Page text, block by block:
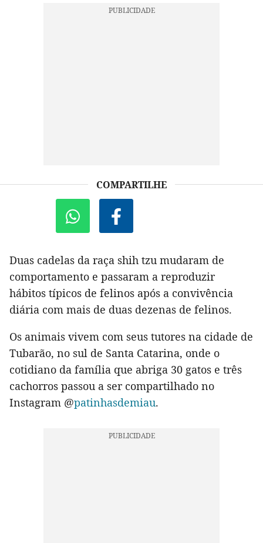
COMPARTILHE
Duas cadelas da raça shih tzu mudaram de
comportamento e passaram a reproduzir
hábitos típicos de felinos após a convivência
diária com mais de duas dezenas de felinos.
Os animais vivem com seus tutores na cidade de
Tubarão, no sul de Santa Catarina, onde o
cotidiano da família que abriga 30 gatos e três
cachorros passou a ser compartilhado no
Instagram @patinhasdemiau.